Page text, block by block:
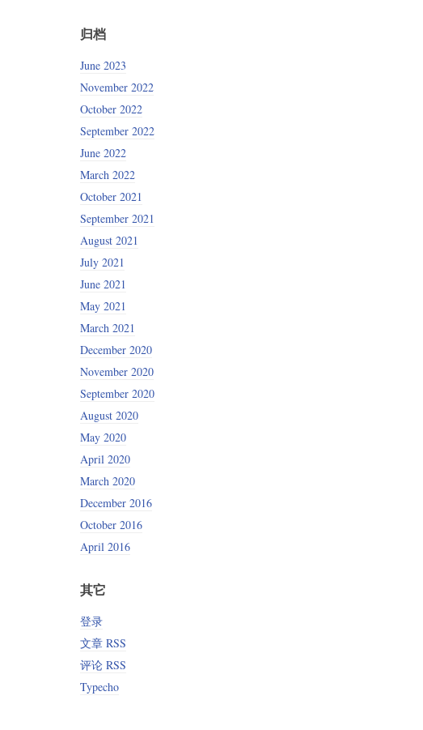
归档
June 2023
November 2022
October 2022
September 2022
June 2022
March 2022
October 2021
September 2021
August 2021
July 2021
June 2021
May 2021
March 2021
December 2020
November 2020
September 2020
August 2020
May 2020
April 2020
March 2020
December 2016
October 2016
April 2016
其它
登录
文章 RSS
评论 RSS
Typecho